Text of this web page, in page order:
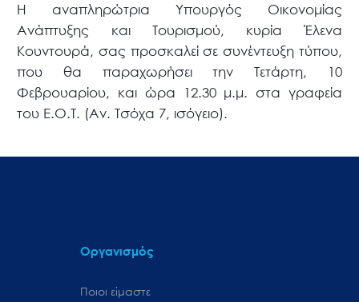
Η αναπληρώτρια Υπουργός Οικονομίας
Ανάπτυξης και Τουρισμού, κυρία Έλενα
Κουντουρά, σας προσκαλεί σε συνέντευξη τύπου,
που θα παραχωρήσει την Τετάρτη, 10
Φεβρουαρίου, και ώρα 12.30 μ.μ. στα γραφεία
του Ε.Ο.Τ. (Αν. Τσόχα 7, ισόγειο).
Οργανισμός
Ποιοι είμαστε